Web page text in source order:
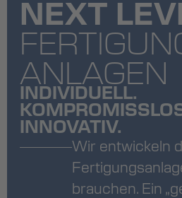
NEXT
ANLAGEN
INDIVIDUELL.
INNOVATIV.
Wir entwickeln
brauchen. Ein